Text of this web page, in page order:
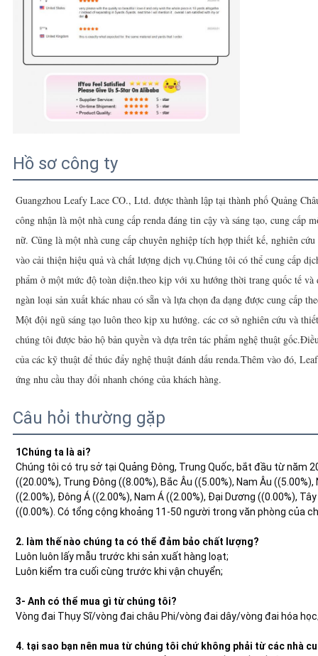
Hồ sơ công ty
Guangzhou Leafy Lace CO., Ltd. được thành lập tại thành phố Quảng
công nhận là một nhà cung cấp renda đáng tin cậy và sáng tạo, cung cấp
nữ. Cũng là một nhà cung cấp chuyên nghiệp tích hợp thiết kế, nghiên
vào cải thiện hiệu quả và chất lượng dịch vụ.Chúng tôi có thể cung cấp
phẩm ở một mức độ toàn diện.theo kịp với xu hướng thời trang quốc tế
ngàn loại sản xuất khác nhau có sẵn và lựa chọn đa dạng được cung cấp
Một đội ngũ sáng tạo luôn theo kịp xu hướng. các cơ sở nghiên cứu và
chúng tôi được bảo hộ bản quyền và dựa trên tác phẩm nghệ thuật
của các kỹ thuật để thúc đẩy nghệ thuật đánh dấu renda.Thêm vào đó,
ứng nhu cầu thay đổi nhanh chóng của khách hàng.
Câu hỏi thường gặp
1Chúng ta là ai?
Chúng tôi có trụ sở tại Quảng Đông, Trung Quốc, bắt đầu từ năm
((20.00%), Trung Đông ((8.00%), Bắc Âu ((5.00%), Nam Âu
((2.00%), Đông Á ((2.00%), Nam Á ((2.00%), Đại Dương ((0.00%),
((0.00%). Có tổng cộng khoảng 11-50 người trong văn phòng của
2. làm thế nào chúng ta có thể đảm bảo chất lượng?
Luôn luôn lấy mẫu trước khi sản xuất hàng loạt;
Luôn kiểm tra cuối cùng trước khi vận chuyển;
3- Anh có thể mua gì từ chúng tôi?
Vòng đai Thụy Sĩ/vòng đai châu Phi/vòng đai dây/vòng đai hóa
4. tại sao bạn nên mua từ chúng tôi chứ không phải từ các nhà